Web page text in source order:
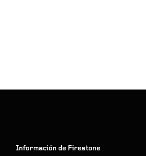
Información de Firestone